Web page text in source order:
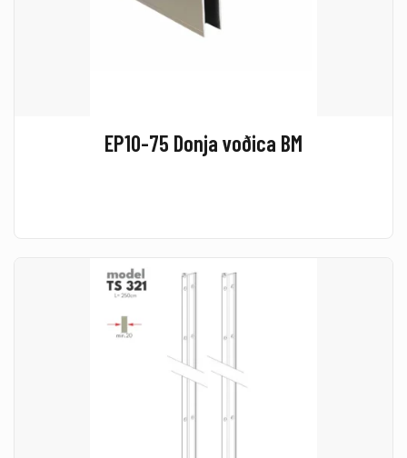
EP10-75 Donja voðica BM